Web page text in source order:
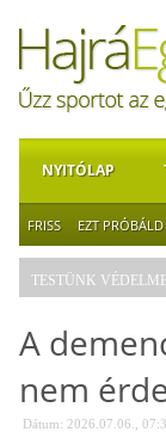
NYITÓLAP
FRISS EZT
TESTÜNK
A
nem
Dátum: 2026.07.06.,